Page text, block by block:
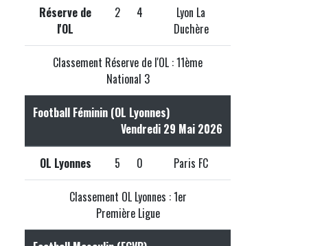
Réserve de
l'OL
2 4
Lyon La
Duchère
Classement Réserve de l'OL : 11ème
National 3
Football Féminin (OL Lyonnes)
Vendredi 29 Mai 2026
OL Lyonnes 5 0 Paris FC
Classement OL Lyonnes : 1er
Première Ligue